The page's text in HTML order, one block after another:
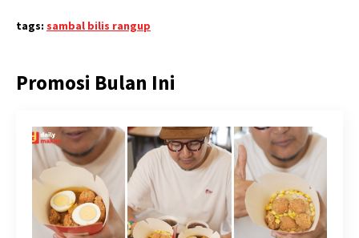
tags: sambal bilis rangup
Promosi Bulan Ini